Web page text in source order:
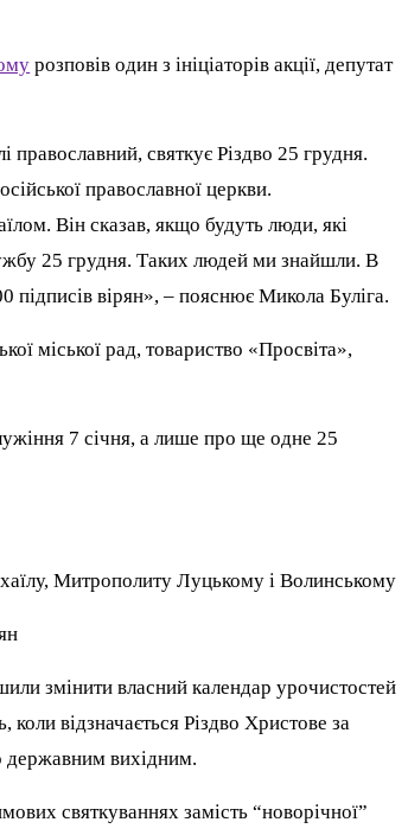
розповів один з ініціаторів акції, депутат
православний, святкує Різдво 25 грудня.
православної церкви.
Він сказав, якщо будуть люди, які
25 грудня. Таких людей ми знайшли. В
підписів вірян», – пояснює Микола Буліга.
міської рад, товариство «Просвіта»,
7 січня, а лише про ще одне 25
Митрополиту Луцькому і Волинському
змінити власний календар урочистостей
відзначається Різдво Христове за
державним вихідним.
святкуваннях замість “новорічної”